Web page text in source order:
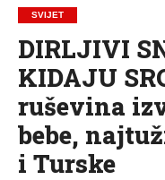
SVIJET
DIRLJIVI
KIDAJU
ruševina
bebe,
i Turske